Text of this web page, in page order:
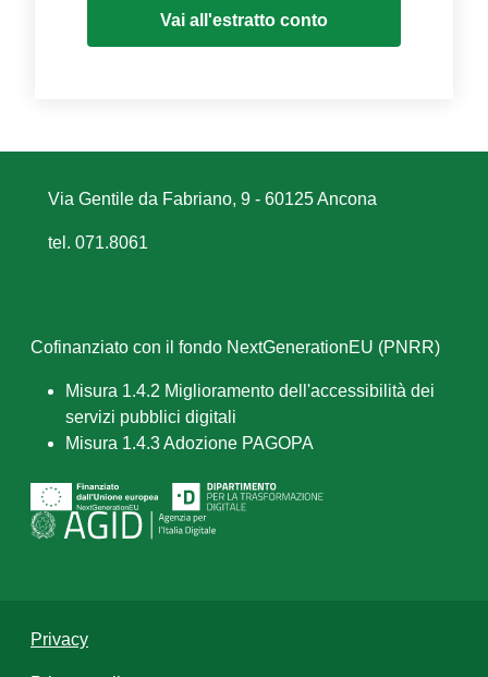
Vai all'estratto conto
Via Gentile da Fabriano, 9 - 60125 Ancona
tel. 071.8061
Cofinanziato con il fondo NextGenerationEU (PNRR)
Misura 1.4.2 Miglioramento dell'accessibilità dei
servizi pubblici digitali
Misura 1.4.3 Adozione PAGOPA
Privacy